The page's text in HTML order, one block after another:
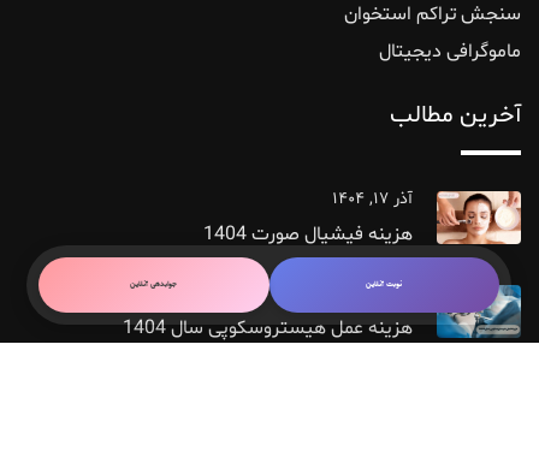
نوبت آنلاین جوابدهی آنلاین
سنجش تراکم استخوان
ماموگرافی دیجیتال
آخرین مطالب
آذر ۱۷, ۱۴۰۴
هزینه فیشیال صورت 1404
آذر ۱۵, ۱۴۰۴
هزینه عمل هیستروسکوپی سال 1404